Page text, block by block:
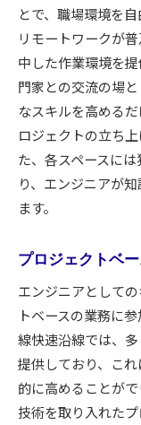
とで、職場環境を
リモートワークが
中した作業環境を
門家との交流の場
なスキルを高める
ロジェクトの立ち
た、各スペースに
り、エンジニアが
ます。
プロジェクトベ
エンジニアとして
トベースの業務に
線快速沿線では、
提供しており、こ
的に高めることが
技術を取り入れた